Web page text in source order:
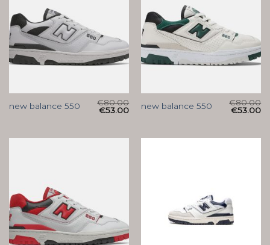
new balance 550 €80.00
€53.00 new balance 550 €80.00
€53.00